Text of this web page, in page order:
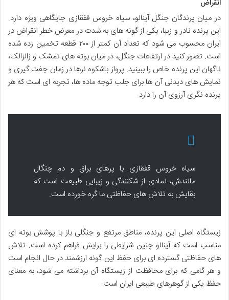
انقراض
در میان پرندگان جنگل آینالو، سیاه خروس قفقازی جایگاهی ویژه دارد.
این پرنده نادر و زیبا، یکی از گونه های به شدت در معرض خطر انقراض در
ایران محسوب می شود که تعداد آن کمتر از ۲۰۰ قطعه تخمین زده شده
است. تصور کنید در ارتفاعات جنگل، در میان بوته های تمشک و زالزالک،
ناگهان این پرنده خاص را ببینید. پرواز باشکوه نرها در زمان جفت گیری و
نمایش های دیدنی آن ها برای جلب توجه ماده ها، تجربه ای است که هر
پرنده نگری آرزوی آن را دارد.
سیاه خروس قفقازی با پرهای براق و دم چنگال
مانندش، نمادی از شکنندگی و زیبایی طبیعت است که
بقایش به تلاش های حفاظتی ما گره خورده است.
زیستگاه اصلی این پرنده، مناطق مرتفع و جنگلی باز با پوشش بوته ای
مناسب است که آینالو چنین شرایطی را برایش فراهم کرده است. تلاش
های حفاظتی گسترده ای برای حفظ این گونه ارزشمند در حال انجام است
و هر گامی که برای محافظت از زیستگاه آن برداشته می شود، به معنای
حفظ یکی از گوهرهای طبیعی ایران است.